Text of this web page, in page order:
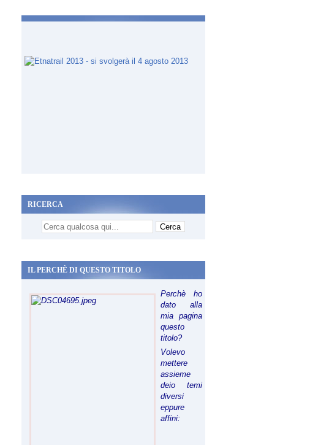
RICERCA
IL PERCHÈ DI QUESTO TITOLO
Perchè ho
dato alla
mia pagina
questo
titolo?
Volevo
mettere
assieme
deio temi
diversi
eppure
affini: